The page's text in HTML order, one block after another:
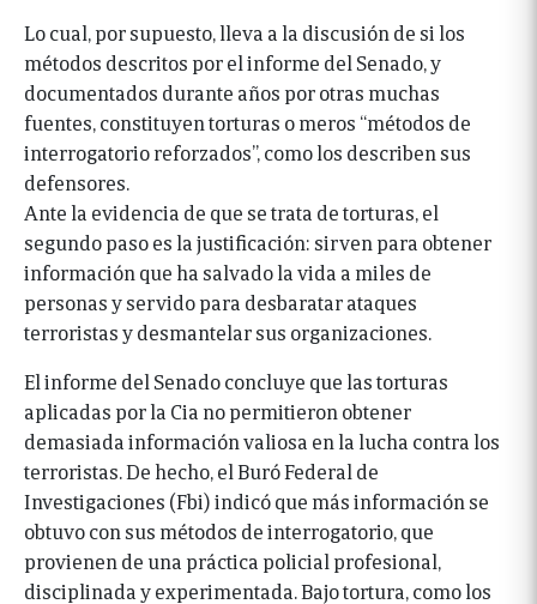
Lo cual, por supuesto, lleva a la discusión de si los
métodos descritos por el informe del Senado, y
documentados durante años por otras muchas
fuentes, constituyen torturas o meros “métodos de
interrogatorio reforzados”, como los describen sus
defensores.
Ante la evidencia de que se trata de torturas, el
segundo paso es la justificación: sirven para obtener
información que ha salvado la vida a miles de
personas y servido para desbaratar ataques
terroristas y desmantelar sus organizaciones.
El informe del Senado concluye que las torturas
aplicadas por la Cia no permitieron obtener
demasiada información valiosa en la lucha contra los
terroristas. De hecho, el Buró Federal de
Investigaciones (Fbi) indicó que más información se
obtuvo con sus métodos de interrogatorio, que
provienen de una práctica policial profesional,
disciplinada y experimentada. Bajo tortura, como los